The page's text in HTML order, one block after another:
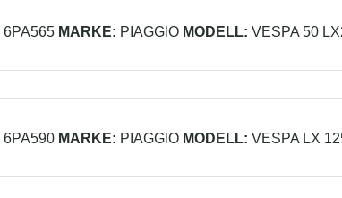
6PA565 MARKE: PIAGGIO MODELL: VESPA 50
6PA590 MARKE: PIAGGIO MODELL: VESPA LX